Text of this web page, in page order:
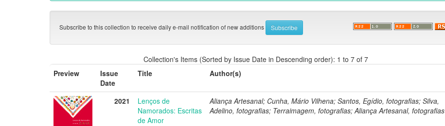
Subscribe to this collection to receive daily e-mail notification of new additions
Collection's Items (Sorted by Issue Date in Descending order): 1 to 7 of 7
Preview
Issue
Date
Title Author(s)
2021
Lenços de
Namorados: Escritas
de Amor
Aliança Artesanal; Cunha, Mário Vilhena; Santos, Egídio, fotografias; Silva,
Adelino, fotografias; Terraimagem, fotografias; Aliança Artesanal, fotografias